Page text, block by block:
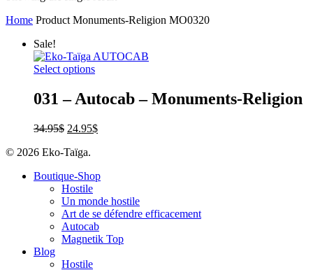
Home Product Monuments-Religion MO0320
Sale!
Select options
031 – Autocab – Monuments-Religion
34.95$ 24.95$
© 2026 Eko-Taïga.
Boutique-Shop
Hostile
Un monde hostile
Art de se défendre efficacement
Autocab
Magnetik Top
Blog
Hostile